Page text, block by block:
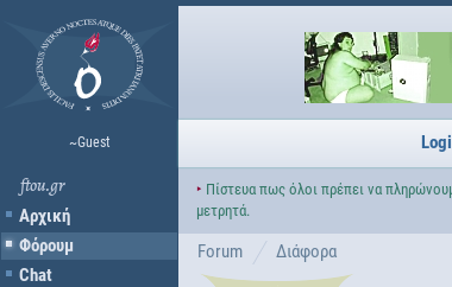
~Guest
ftou.gr
Αρχική
Φόρουμ
Chat
‣ Πίστευα πως όλοι πρέπει να
μετρητά.
Forum Διάφορα